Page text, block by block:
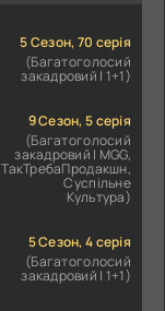
5 Сезон, 70 серія
(Багатоголосий
закадровий | 1+1)
9 Сезон, 5 серія
(Багатоголосий
закадровий | MGG,
ТакТребаПродакшн,
Суспільне
Культура)
5 Сезон, 4 серія
(Багатоголосий
закадровий | 1+1)